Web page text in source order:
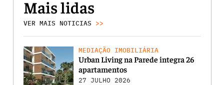
Mais lidas
VER MAIS NOTICIAS >>
MEDIAÇÃO IMOBILIÁRIA
Urban Living na Parede integra 26
apartamentos
27 JULHO 2026